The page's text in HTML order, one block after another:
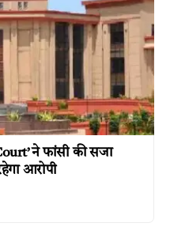
ने फांसी की सजा
आरोपी